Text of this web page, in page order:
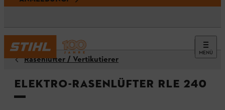
MENÜ
Rasenlüfter / Vertikutierer
Elektro-Rasenlüfter RLE 240